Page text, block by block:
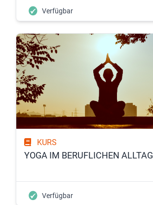
Verfügbar
KURS
YOGA IM BERUFLICHEN ALLTAG
Verfügbar